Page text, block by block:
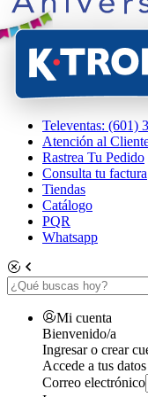
Televentas: (601)
Atención al
Rastrea Tu Pedido
Consulta tu factura
Tiendas
Catálogo
PQR
Whatsapp
Mi cuenta
Bienvenido/a
Ingresar o crear
Accede a tus
Correo electrónico